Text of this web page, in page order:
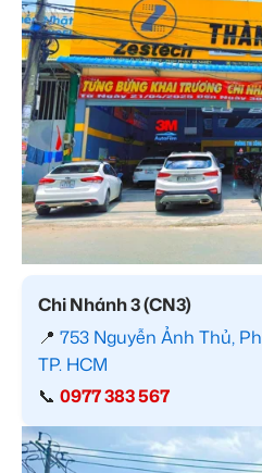
Chi Nhánh 3 (CN3)
📍 753 Nguyễn Ảnh Thủ,
TP. HCM
📞 0977 383 567